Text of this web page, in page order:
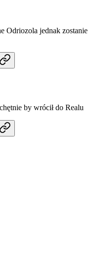
Odriozola jednak zostanie
by wrócił do Realu